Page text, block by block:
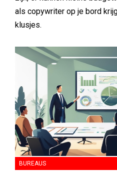
als copywriter op je bord
klusjes.
BUREAUS